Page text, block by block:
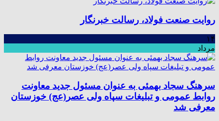
روایت صنعت فولاد،‌ رسالت خبرنگار
۱۴
مرداد
سرهنگ سجاد بهمئی به عنوان مسئول جدید معاونت
روابط عمومی و تبلیغات سپاه ولی عصر(عج) خوزستان
معرفی شد